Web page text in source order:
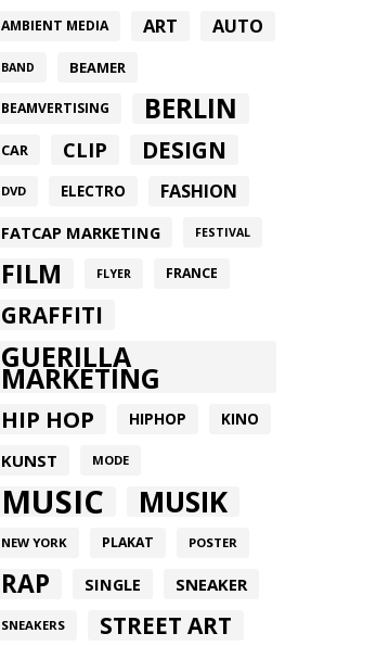
AMBIENT MEDIA ART AUTO
BAND BEAMER
BEAMVERTISING BERLIN
CAR CLIP DESIGN
DVD ELECTRO FASHION
FATCAP MARKETING FESTIVAL
FILM FLYER FRANCE
GRAFFITI
GUERILLA
MARKETING
HIP HOP HIPHOP KINO
KUNST MODE
MUSIC MUSIK
NEW YORK PLAKAT POSTER
RAP SINGLE SNEAKER
SNEAKERS STREET ART